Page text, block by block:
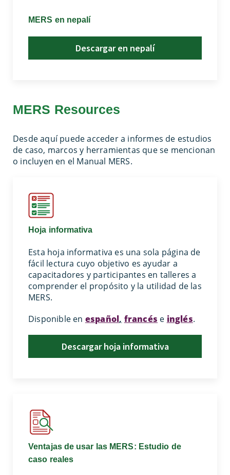
MERS en nepalí
Descargar en nepalí
MERS Resources
Desde aquí puede acceder a informes de estudios
de caso, marcos y herramientas que se mencionan
o incluyen en el Manual MERS.
Hoja informativa
Esta hoja informativa es una sola página de
fácil lectura cuyo objetivo es ayudar a
capacitadores y participantes en talleres a
comprender el propósito y la utilidad de las
MERS.
Disponible en español, francés e inglés.
Descargar hoja informativa
Ventajas de usar las MERS: Estudio de
caso reales